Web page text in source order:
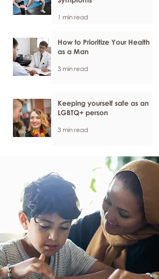
1 min read
How to Prioritize Your Health
as a Man
3 min read
Keeping yourself safe as an
LGBTQ+ person
3 min read